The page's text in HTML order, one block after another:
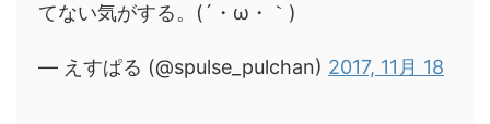
てない気がする。(´・ω・｀)
— えすぱる (@spulse_pulchan) 2017, 11月 18